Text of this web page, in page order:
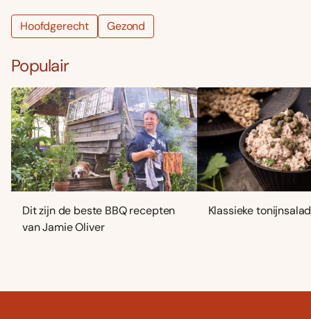
Hoofdgerecht Gezond
Populair
Dit zijn de beste BBQ recepten
van Jamie Oliver
Klassieke